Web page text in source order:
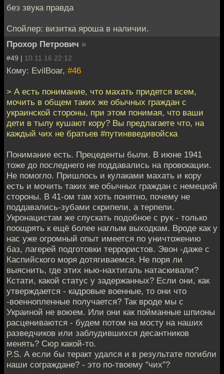
без звука правда
Спойлер: визитка яроша в наличии.
Прохор Петрович »
#49 | 10.11.16 22:12
Кому: EvilBoar, #46
> А есть понимание, что махать придется всем,
мочить в общем таких же обычных граждан с
украинской стороны, при этом понимая, что ваши
дети в тылу кушают кору? Вы предлагаете что, на
каждый чих не братьев #путинвведивойска
Понимание есть. Прецеденты были. В июне 1941
тоже до последнего не поддавались на провокации.
Не помогло. Пришлось и кулаками махать и кору
есть и мочить таких же обычных граждан с немецкой
стороны. В 41-ом там хоть понятно, почему не
поддавались-зубами скрипели, а терпели.
Укронацистам же спускать подобное с рук - только
поощрять к ещё более наглым выходкам. Вроде как у
нас уже огромный опыт имеется по уничтожению
баз, лагерей подготовки террористов. Эвон -даже с
Каспийского моря дотягиваемся. Не поря ли
выяснить, где этих нью-нахтигаль натаскивали?
Кстати, какой статус у задержанных? Если они, как
утверждается - кадровые военные, то они что
-военнопленные получается? Так вроде мы с
Украиной не воюем. Или они как пойманные шпионы
расцениваются - будем потом на мосту на наших
разведчиков или заблудившихся десантников
менять? Сюр какой-то.
P.S. А если бы теракт удался и в результате погибли
наши сограждане? - это по-твоему "чих"?